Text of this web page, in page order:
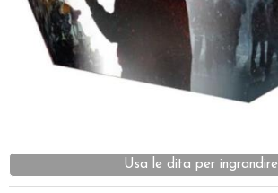
Dadi
Accessori
Usa le dita per ingrandire